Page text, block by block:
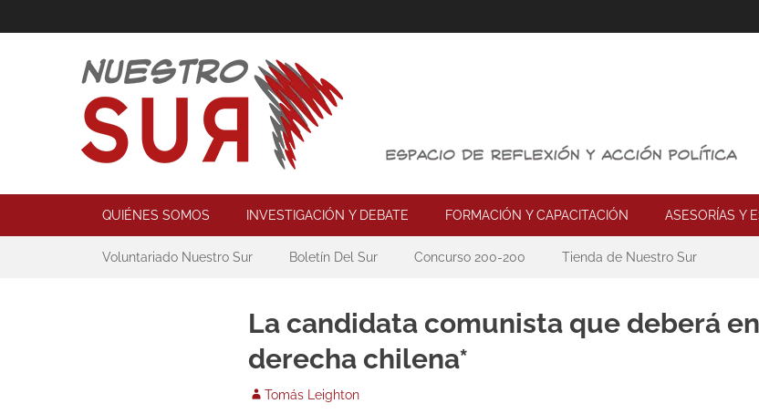
Nuestro Sur
Espacio de reflexión y acción política
Primary Menu
QUIÉNES SOMOS INVESTIGACIÓN Y DEBATE FORMACIÓN Y CAPACITACIÓN ASESORÍAS Y
Secondary Menu
Voluntariado Nuestro Sur Boletín Del Sur Concurso 200-200 Tienda de Nuestro Sur
La candidata comunista que deberá
derecha chilena*
Author
Tomás Leighton